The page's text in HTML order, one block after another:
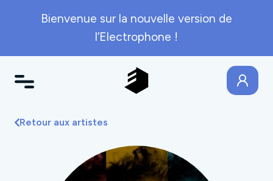
Bienvenue sur la nouvelle version de
l’Electrophone !
Retour aux artistes